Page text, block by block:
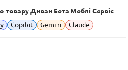
товару Диван Бета Меблі Сервіс
Copilot Gemini Claude